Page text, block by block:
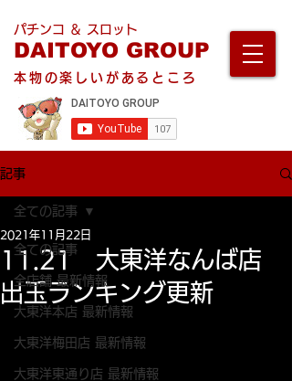
パチンコ ＆ スロット
DAITOYO GROUP
本物の楽しいがあるところ
記事
全ての記事
全店舗 最新情報
大東洋本店 最新情報
大東洋梅田店 最新情報
大東洋東通り店 最新情報
全ての記事
11.21 大東洋なんば店
出玉ランキング更新
2021年11月22日